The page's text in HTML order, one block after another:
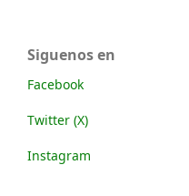
Siguenos en
Facebook
Twitter (X)
Instagram